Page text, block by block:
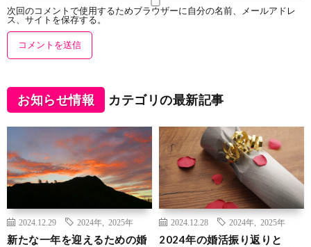
次回のコメントで使用するためブラウザーに自分の名前、メールアドレ
ス、サイトを保存する。
お知らせ情報 カテゴリの最新記事
2024.12.29 2024年 2025年
新たな一年を迎えるための婚
2024.12.28 2024年 2025年
2024年の婚活振り返りと